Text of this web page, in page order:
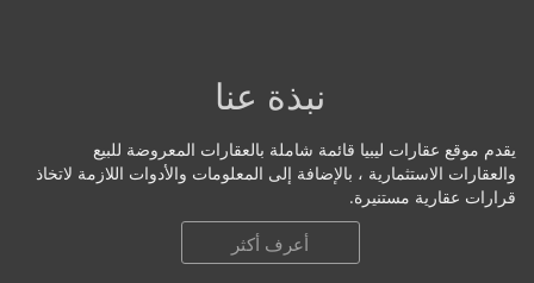
نبذة عنا
يقدم موقع عقارات ليبيا قائمة شاملة بالعقارات المعروضة للبيع
والعقارات الاستثمارية ، بالإضافة إلى المعلومات والأدوات اللازمة لاتخاذ
قرارات عقارية مستنيرة.
أعرف أكثر